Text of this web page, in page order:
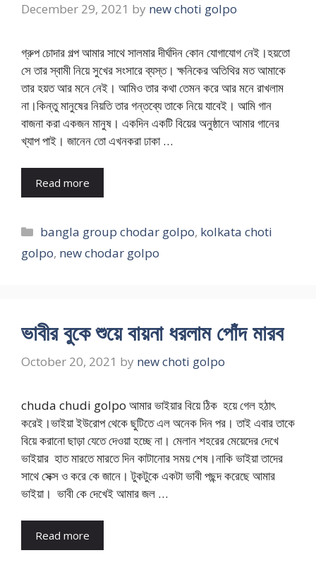
December 29, 2021 by new choti golpo
গ্রুপ চোদার গল্প আমার সাথে সালমার দীর্ঘদিন কোন যোগাযোগ নেই।হয়তো
সে তার স্বামী নিয়ে সুখের সংসারে ব্যস্ত। ক্ষনিকের অতিথির মত আমাকে
তার হয়ত আর মনে নেই। আমিও তার কথা তেমন করে আর মনে রাখলাম
না।কিন্তু মানুষের নিয়তি তার গন্তব্যে তাকে নিয়ে যাবেই। আমি গান
বাজনা করা একজন মানুষ। একদিন একটি বিয়ের অনুষ্ঠানে আমার গানের
খ্যাপ পাই। জানেন তো এখনকরা ঢাকা …
Read more
Categories
bangla group chodar golpo, kolkata choti
golpo, new chodar golpo
ভাবীর বুকে শুয়ে বায়না ধরলাম পোঁদ মারব
October 20, 2021 by new choti golpo
chuda chudi golpo আমার ভাইয়ার বিয়ে ঠিক হয়ে গেল হঠাৎ
করেই।ভাইয়া ইউরোপ থেকে ছুটিতে এল অনেক দিন পর। তাই এবার তাকে
বিয়ে করানো ছাড়া যেতে দেওয়া হচ্ছে না। মেলান শহরের মেয়েদের দেখে
ভাইয়ার হাত মারতে মারতে দিন কাটানোর সময় শেষ।নাকি ভাইয়া তাদের
সাথে সেক্স ও করে কে জানে। টুকটুকে একটা ভাবী পছন্দ করেছে আমার
ভাইয়া। ভাবী কে দেখেই আমার জল …
Read more